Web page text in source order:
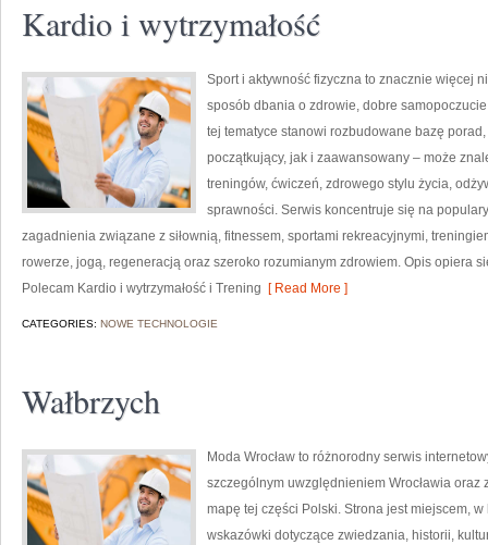
Kardio i wytrzymałość
Sport i aktywność fizyczna to znacznie więcej
sposób dbania o zdrowie, dobre
tej tematyce stanowi rozbudowane bazę
początkujący, jak i zaawansowany – może
treningów, ćwiczeń, zdrowego stylu życia,
sprawności. Serwis koncentruje się na
zagadnienia związane z siłownią, fitnessem, sportami rekreacyjnymi,
rowerze, jogą, regeneracją oraz szeroko rozumianym zdrowiem. Opis opiera
Polecam Kardio i wytrzymałość i Trening [ Read More ]
CATEGORIES: NOWE TECHNOLOGIE
Wałbrzych
Moda Wrocław to różnorodny serwis
szczególnym uwzględnieniem Wrocławia
mapę tej części Polski. Strona jest miejscem,
wskazówki dotyczące zwiedzania, historii,